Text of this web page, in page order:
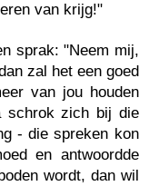
van krijg!"
sprak: "Neem mij,
zal het een goed
van jou houden
schrok zich bij die
- die spreken kon
en antwoordde
wordt, dan wil